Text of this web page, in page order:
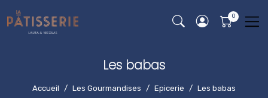
Les babas
Accueil Les Gourmandises Epicerie Les babas